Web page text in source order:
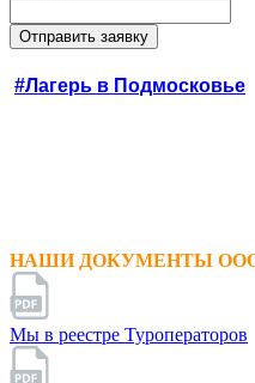
#Лагерь в Подмосковье
НАШИ ДОКУМЕНТЫ
Мы в реестре Туроператоров